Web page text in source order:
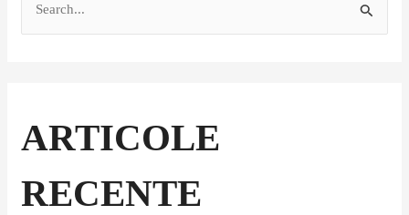
h
f
o
ARTICOLE
RECENTE